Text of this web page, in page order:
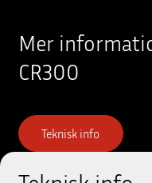
Mer
CR300
Teknisk info